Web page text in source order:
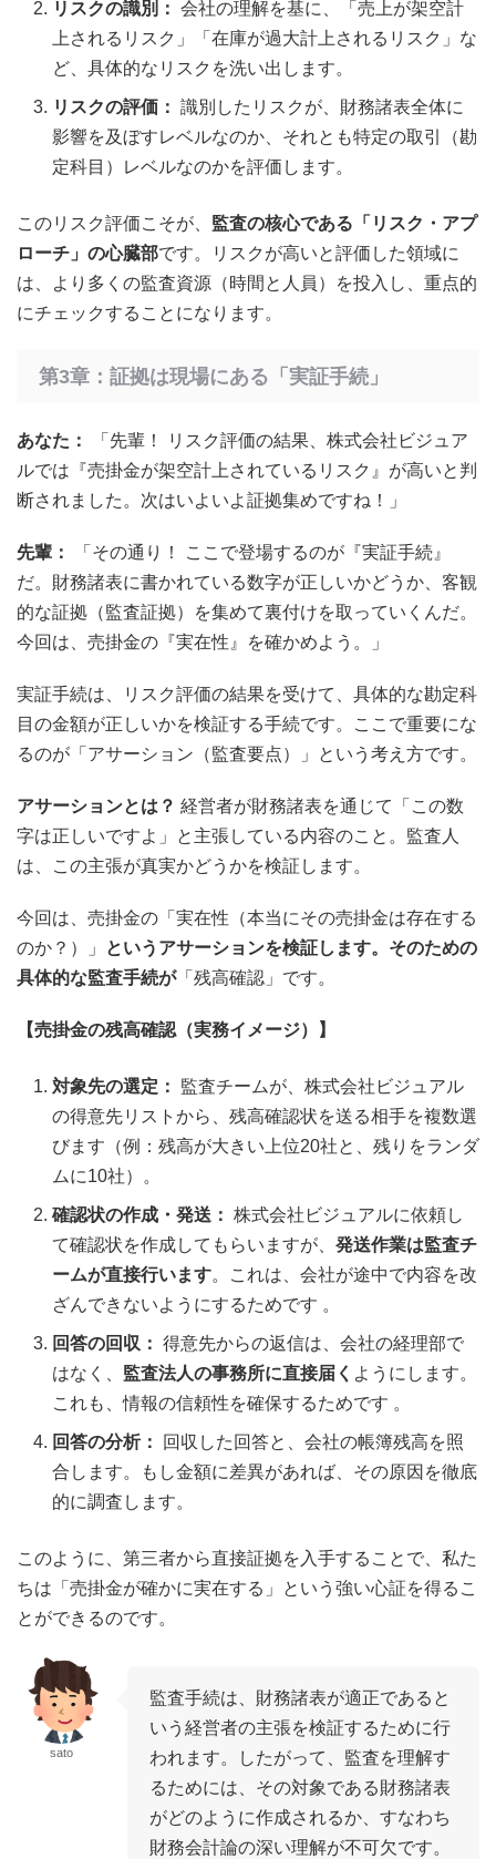
リスクの識別： 会社の理解を基に、「売上が架空計
上されるリスク」「在庫が過大計上されるリスク」な
ど、具体的なリスクを洗い出します。
リスクの評価： 識別したリスクが、財務諸表全体に
影響を及ぼすレベルなのか、それとも特定の取引（勘
定科目）レベルなのかを評価します。
このリスク評価こそが、 監査の核心である「リスク・アプ
ローチ」の心臓部です。リスクが高いと評価した領域に
は、より多くの監査資源（時間と人員）を投入し、重点的
にチェックすることになります。
第3章：証拠は現場にある「実証手続」
あなた：
「先輩！ リスク評価の結果、株式会社ビジュア
ルでは『売掛金が架空計上されているリスク』が高いと判
断されました。次はいよいよ証拠集めですね！」
先輩：
「その通り！ ここで登場するのが『実証手続』
だ。財務諸表に書かれている数字が正しいかどうか、客観
的な証拠（監査証拠）を集めて裏付けを取っていくんだ。
今回は、売掛金の『実在性』を確かめよう。」
実証手続は、リスク評価の結果を受けて、具体的な勘定科
目の金額が正しいかを検証する手続です。ここで重要にな
るのが「アサーション（監査要点）」という考え方です。
アサーションとは？ 経営者が財務諸表を通じて「この数
字は正しいですよ」と主張している内容のこと。監査人
は、この主張が真実かどうかを検証します。
今回は、売掛金の「実在性（本当にその売掛金は存在する
のか？）」
というアサーションを検証します。そのための
具体的な監査手続が「残高確認」です。
【売掛金の残高確認（実務イメージ）】
対象先の選定：
監査チームが、株式会社ビジュアル
の得意先リストから、残高確認状を送る相手を複数選
びます（例：残高が大きい上位20社と、残りをランダ
ムに10社）。
確認状の作成・発送： 株式会社ビジュアルに依頼し
て確認状を作成してもらいますが、 発送作業は監査チ
ームが直接行います。これは、会社が途中で内容を改
ざんできないようにするためです 。
回答の回収： 得意先からの返信は、会社の経理部で
はなく、 監査法人の事務所に直接届く ようにします。
これも、情報の信頼性を確保するためです 。
回答の分析：
回収した回答と、会社の帳簿残高を照
合します。もし金額に差異があれば、その原因を徹底
的に調査します。
このように、第三者から直接証拠を入手することで、私た
ちは「売掛金が確かに実在する」という強い心証を得るこ
とができるのです。
sato
監査手続は、財務諸表が適正であると
いう経営者の主張を検証するために行
われます。したがって、監査を理解す
るためには、その対象である財務諸表
がどのように作成されるか、すなわち
財務会計論の深い理解が不可欠です。